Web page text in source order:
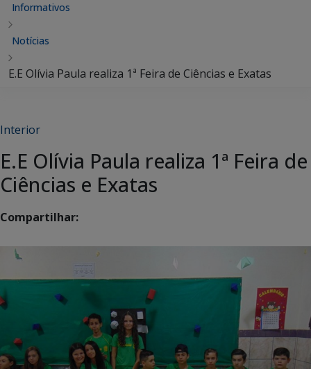
Informativos
Notícias
E.E Olívia Paula realiza 1ª Feira de Ciências e Exatas
Interior
E.E Olívia Paula realiza 1ª Feira de
Ciências e Exatas
Compartilhar: